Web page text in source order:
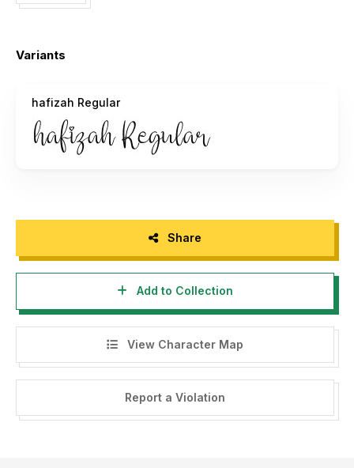
https://letterena.com/product/hafizah/
- For Corporate use you have to purchase Corporate
- If you need a custom license please contact us at
studioperspectype@gmail.com
Please visit our store for more amazing fonts :
INDONESIA:
Dengan meng-install font ini, dan membaca persyaratan ini,
anda dianggap mengerti dan menyetujui semua syarat dan
Variants
hafizah Regular
Share
Add to Collection
View Character Map
Report a Violation